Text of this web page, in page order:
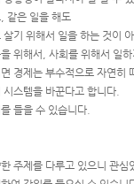
같은 일을 해도
살기 위해서 일을 하는 것이
위해서, 사회를 위해서 일
경제는 부수적으로 자연히
시스템을 바꾼다고 합니다.
들을 수 있습니다.
주제를 다루고 있으니 관심